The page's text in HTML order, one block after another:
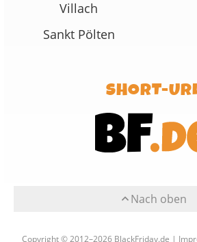
Villach
Sankt Pölten
SHORT-
Nach oben
Copyright © 2012–2026 BlackFriday.de |